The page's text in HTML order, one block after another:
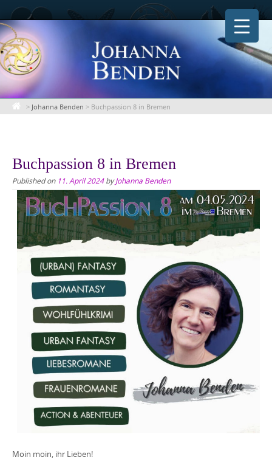
Skip
to
content
> Johanna Benden > Buchpassion 8 in Bremen
Buchpassion 8 in Bremen
Published on 11. April 2024byJohanna Benden
Moin moin, ihr Lieben!